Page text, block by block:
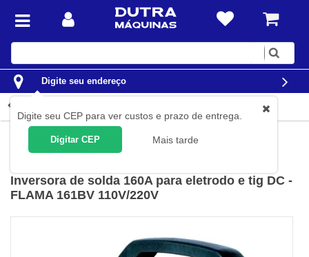
Digite
Digite seu endereço
Digite seu CEP para ver custos e prazo de entrega.
Digitar CEP Mais tarde
Solda Máquinas de Solda Inversoras de Solda
Inversora de solda 160A para eletrodo e tig DC -
FLAMA 161BV 110V/220V